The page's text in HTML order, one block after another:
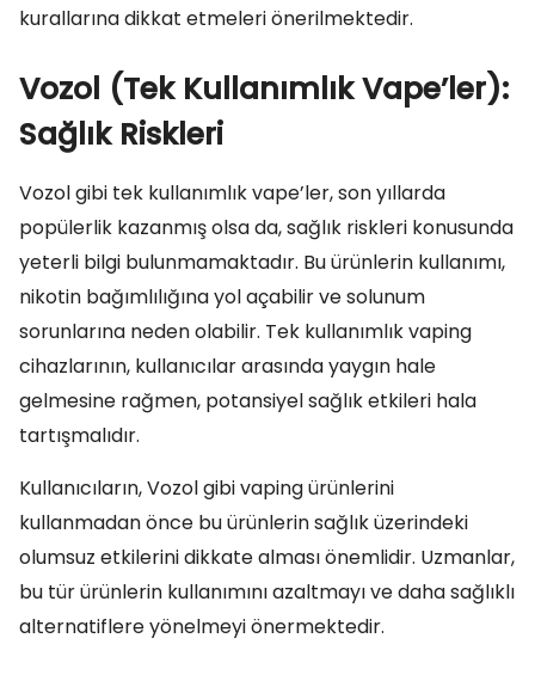
kurallarına dikkat etmeleri önerilmektedir.
Vozol (Tek Kullanımlık Vape’ler):
Sağlık Riskleri
Vozol gibi tek kullanımlık vape’ler, son yıllarda
popülerlik kazanmış olsa da, sağlık riskleri konusunda
yeterli bilgi bulunmamaktadır. Bu ürünlerin kullanımı,
nikotin bağımlılığına yol açabilir ve solunum
sorunlarına neden olabilir. Tek kullanımlık vaping
cihazlarının, kullanıcılar arasında yaygın hale
gelmesine rağmen, potansiyel sağlık etkileri hala
tartışmalıdır.
Kullanıcıların, Vozol gibi vaping ürünlerini
kullanmadan önce bu ürünlerin sağlık üzerindeki
olumsuz etkilerini dikkate alması önemlidir. Uzmanlar,
bu tür ürünlerin kullanımını azaltmayı ve daha sağlıklı
alternatiflere yönelmeyi önermektedir.